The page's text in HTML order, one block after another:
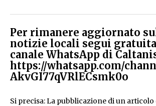
Per rimanere aggiornato
notizie locali segui
canale WhatsApp di
https://whatsapp.com/
AkvGI77qVRlECsmk0o
Si precisa: La pubblicazione di un articolo